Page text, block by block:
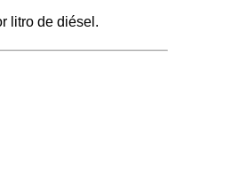
litro de diésel.